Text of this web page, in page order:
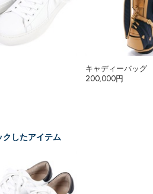
キャディーバッグ
200,000円
クしたアイテム